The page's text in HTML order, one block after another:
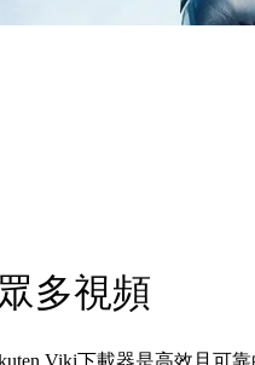
多視頻
Viki下載器是高效且可